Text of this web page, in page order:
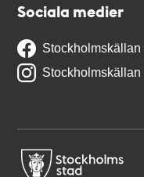
Sociala medier
Stockholmskällan